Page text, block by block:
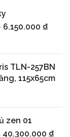
6.150.000 ₫
TLN-257BN
115x65cm
zen 01
40.300.000 ₫